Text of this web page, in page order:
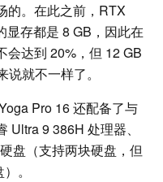
的。在此之前，RTX
显存都是 8 GB，因此在
会达到 20%，但 12 GB
就不一样了。
Pro 16 还配备了与
Ultra 9 386H 处理器、
盘（支持两块硬盘，但
。